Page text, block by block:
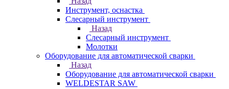
Инструмент, оснастка
Слесарный инструмент
Назад
Слесарный инструмент
Молотки
Оборудование для автоматической сварки
Назад
Оборудование для автоматической сварки
WELDESTAR SAW